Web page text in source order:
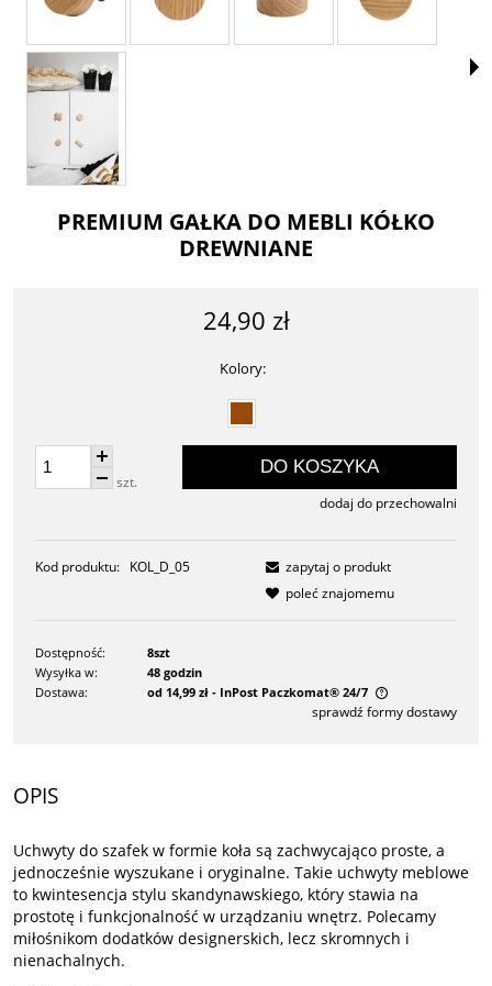
PREMIUM GAŁKA DO MEBLI KÓŁKO
DREWNIANE
24,90 zł
Kolory:
szt.
DO KOSZYKA
dodaj do przechowalni
Kod produktu: KOL_D_05
zapytaj o produkt
poleć znajomemu
Dostępność:
8szt
Wysyłka w:
48 godzin
Dostawa:
od 14,99 zł - InPost Paczkomat® 24/7
Cena nie zawiera ewentualnych kosztów płatności
sprawdź formy dostawy
OPIS
Uchwyty do szafek w formie koła są zachwycająco proste, a
jednocześnie wyszukane i oryginalne. Takie uchwyty meblowe
to kwintesencja stylu skandynawskiego, który stawia na
prostotę i funkcjonalność w urządzaniu wnętrz. Polecamy
miłośnikom dodatków designerskich, lecz skromnych i
nienachalnych.